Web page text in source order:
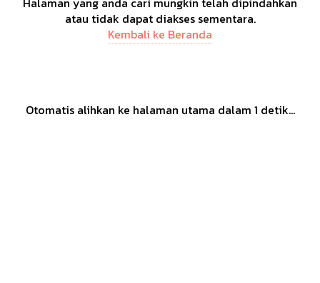
Halaman yang anda cari mungkin telah dipindahkan
atau tidak dapat diakses sementara.
Kembali ke Beranda
Otomatis alihkan ke halaman utama dalam 1 detik...